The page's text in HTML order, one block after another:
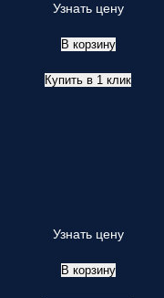
Узнать цену
В корзину
Купить в 1 клик
Узнать цену
В корзину